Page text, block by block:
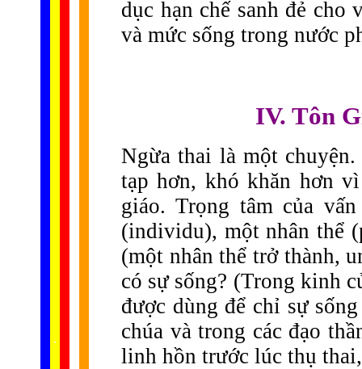
.
dục hạn chế sanh đẻ
và mức sống trong nước
IV. Tôn
Ngừa thai là một
tạp hơn, khó khăn hơn
giáo. Trọng tâm của
(individu), một nhân thể
(một nhân thể trở thành,
có sự sống? (Trong kinh
được dùng để chỉ sự
chúa và trong các đạo
linh hồn trước lúc thụ